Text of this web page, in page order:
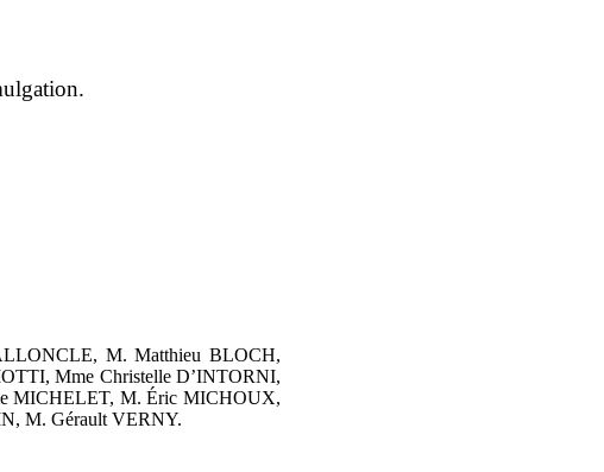
M. Matthieu BLOCH,
Mme Christelle D’INTORNI,
MICHELET, M. Éric MICHOUX,
M. Gérault VERNY.